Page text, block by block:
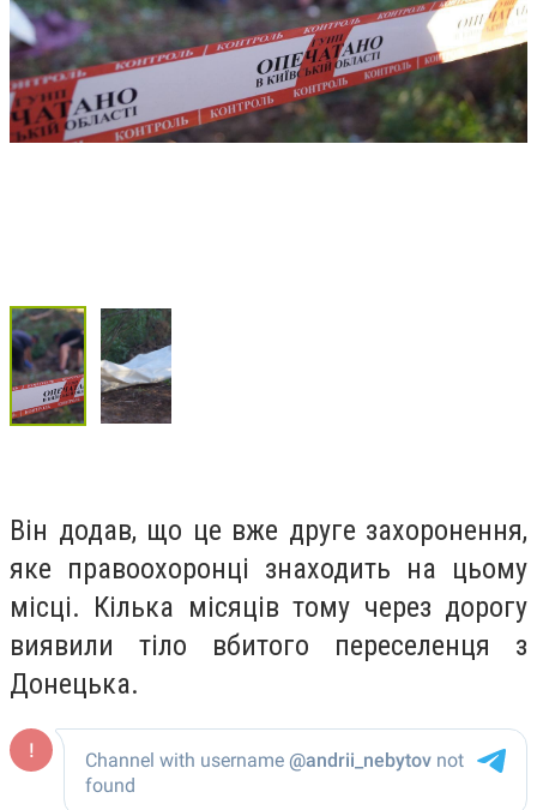
Він додав, що це вже друге захоронення,
яке правоохоронці знаходить на цьому
місці. Кілька місяців тому через дорогу
виявили тіло вбитого переселенця з
Донецька.